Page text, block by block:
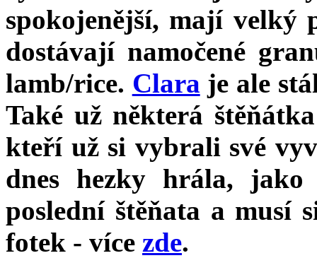
spokojenější, mají velký
dostávají namočené
lamb/rice. Clara je ale
Také už některá
kteří už si vybrali své
dnes hezky hrála,
poslední štěňata a musí
fotek - více zde.